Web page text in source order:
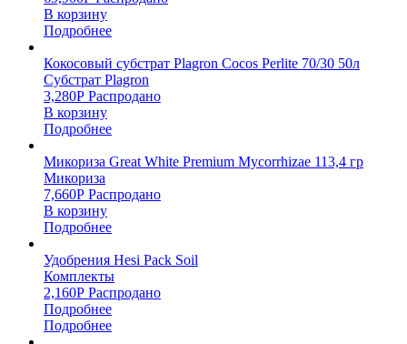
В корзину
Подробнее
Кокосовый субстрат Plagron Cocos Perlite 70/30 50л
Субстрат Plagron
3,280Р Распродано
В корзину
Подробнее
Микориза Great White Premium Mycorrhizae 113,4 гр
Микориза
7,660Р Распродано
В корзину
Подробнее
Удобрения Hesi Pack Soil
Комплекты
2,160Р Распродано
Подробнее
Подробнее